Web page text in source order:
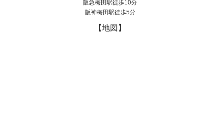
阪急梅田駅徒歩10分
阪神梅田駅徒歩5分
【地図】